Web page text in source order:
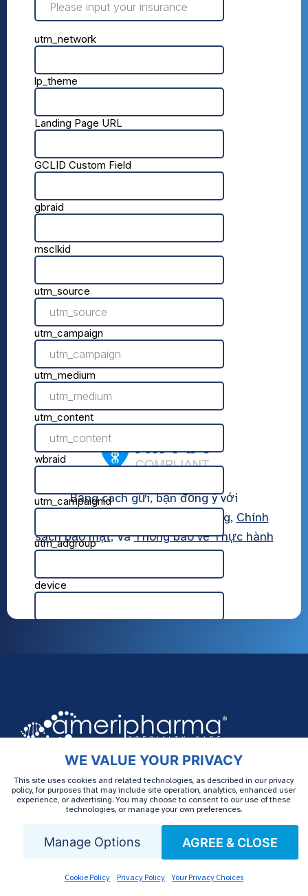
WE VALUE YOUR PRIVACY
This site uses cookies and related technologies, as described in our privacy
policy, for purposes that may include site operation, analytics, enhanced user
experience, or advertising. You may choose to consent to our use of these
technologies, or manage your own preferences.
Manage Options AGREE & CLOSE
Cookie Policy Privacy Policy Your Privacy Choices
Bằng cách gửi, bạn đồng ý với
Điều khoản sử dụng, Chính
sách bảo mật, VàThông báo về Thực hành
Bảo mật
AmeriPharma® Specialty Care cung cấp nhiều
loại thuốc đặc trị, bao gồm thuốc uống, thuốc
tiêm và thuốc truyền tại nhà. AmeriPharma xử
lý các giấy phép trước, hỗ trợ đồng thanh toán